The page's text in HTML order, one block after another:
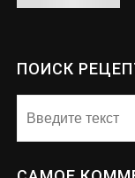
ПОИСК